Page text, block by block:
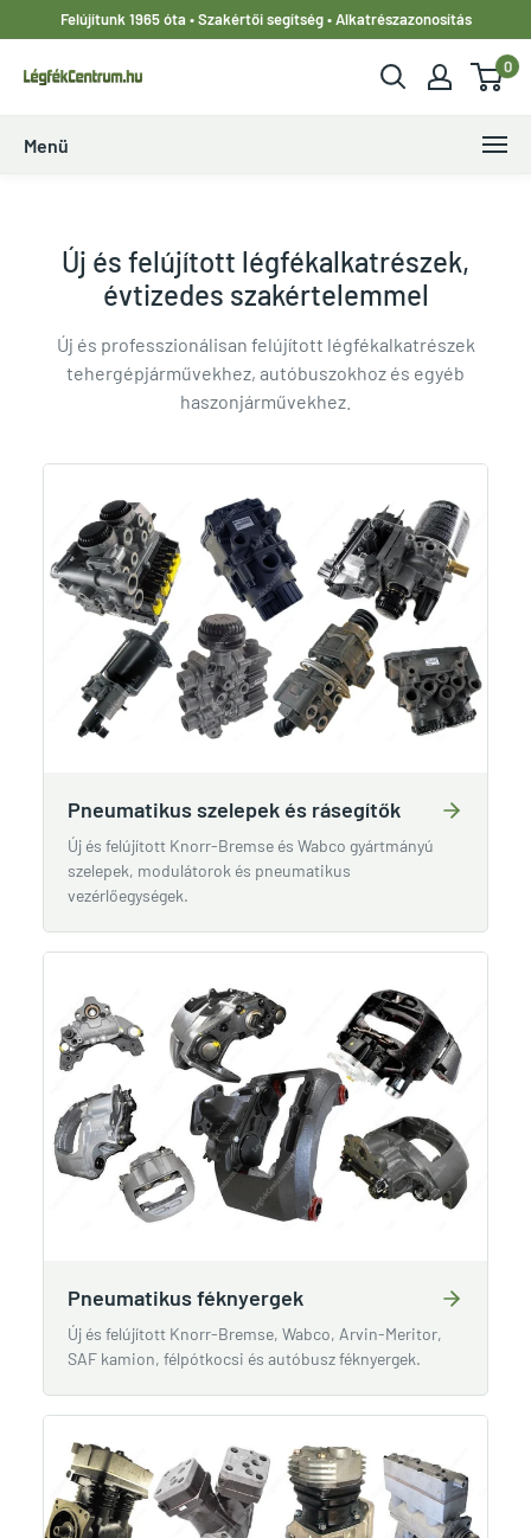
tartalomhoz
Felújítunk 1965 óta • Szakértői segítség • Alkatrészazonosítás
LegfekCentrum.hu
0
Menü
Új és felújított légfékalkatrészek,
évtizedes szakértelemmel
Új és professzionálisan felújított légfékalkatrészek
tehergépjárművekhez, autóbuszokhoz és egyéb
haszonjárművekhez.
Pneumatikus szelepek és rásegítők
Új és felújított Knorr-Bremse és Wabco gyártmányú
szelepek, modulátorok és pneumatikus
vezérlőegységek.
Pneumatikus féknyergek
Új és felújított Knorr-Bremse, Wabco, Arvin-Meritor,
SAF kamion, félpótkocsi és autóbusz féknyergek.